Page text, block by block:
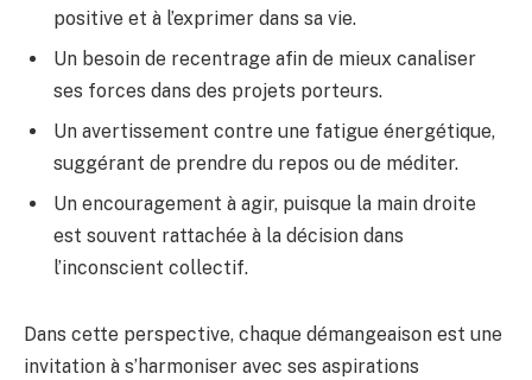
positive et à l’exprimer dans sa vie.
Un besoin de recentrage afin de mieux canaliser
ses forces dans des projets porteurs.
Un avertissement contre une fatigue énergétique,
suggérant de prendre du repos ou de méditer.
Un encouragement à agir, puisque la main droite
est souvent rattachée à la décision dans
l’inconscient collectif.
Dans cette perspective, chaque démangeaison est une
invitation à s’harmoniser avec ses aspirations